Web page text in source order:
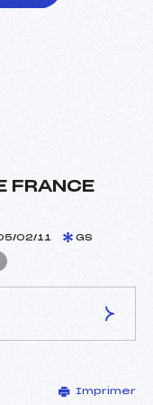
FRANCE
02/11 GS
HERVE (MB)
Imprimer